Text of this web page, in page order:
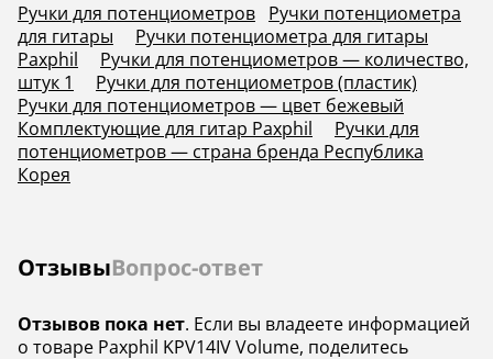
Ручки для потенциометров Ручки потенциометра
для гитары
Ручки потенциометра для гитары
Paxphil
Ручки для потенциометров — количество,
штук 1
Ручки для потенциометров (пластик)
Ручки для потенциометров — цвет бежевый
Комплектующие для гитар Paxphil
Ручки для
потенциометров — страна бренда Республика
Корея
ОтзывыВопрос-ответ
Отзывов пока нет. Если вы владеете информацией
о товаре Paxphil KPV14IV Volume, поделитесь